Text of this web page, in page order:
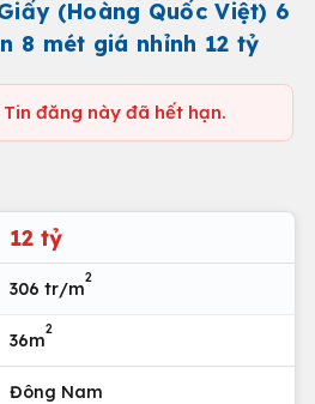
(Hoàng Quốc Việt) 6
8 mét giá nhỉnh 12 tỷ
đăng này đã hết hạn.
12 tỷ
306 tr/m
2
36m
2
Đông Nam